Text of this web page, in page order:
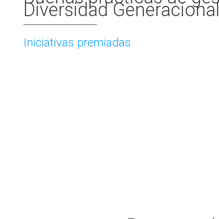
Diversidad Generacional
Iniciativas premiadas